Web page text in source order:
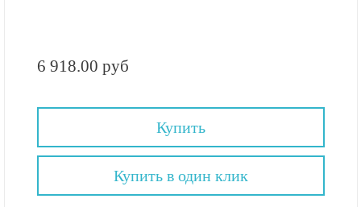
6 918.00 руб
Купить
Купить в один клик